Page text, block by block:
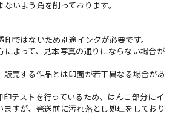
いよう角を削っております。
印ではないため別途インクが必要です。
によって、見本写真の通りにならない場合が
販売する作品とは印面が若干異なる場合があ
印テストを行っているため、はんこ部分にイ
ますが、発送前に汚れ落とし処理をしており